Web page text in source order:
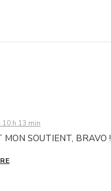
10 h 13 min
MON SOUTIENT, BRAVO !